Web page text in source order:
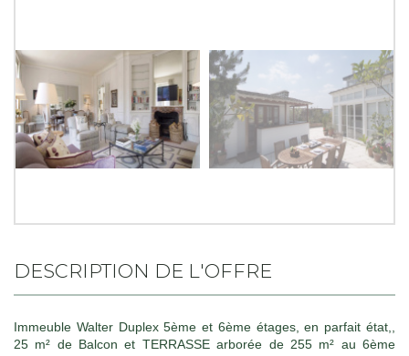
DESCRIPTION DE L'OFFRE
Immeuble Walter Duplex 5ème et 6ème étages, en parfait état,,
25 m² de Balcon et TERRASSE arborée de 255 m² au 6ème